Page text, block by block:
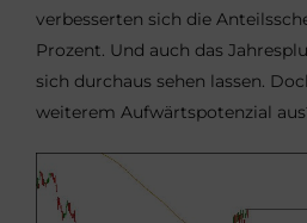
verbesserten sich die
Prozent. Und auch das
sich durchaus sehen lassen.
weiterem Aufwärtspotenzial